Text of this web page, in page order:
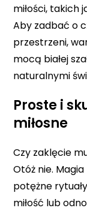
miłości, takich
Aby zadbać o
przestrzeni,
mocą białej
naturalnymi
Proste i
miłosne
Czy zaklęcie
Otóż nie.
potężne
miłość lub